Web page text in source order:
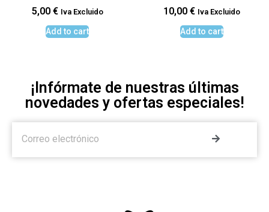
5,00 € Iva Excluido
Add to cart
10,00 € Iva Excluido
Add to cart
¡Infórmate de nuestras últimas
novedades y ofertas especiales!